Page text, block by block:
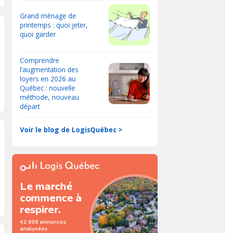
Grand ménage de
printemps : quoi jeter,
quoi garder
Comprendre
l’augmentation des
loyers en 2026 au
Québec : nouvelle
méthode, nouveau
départ
Voir le blog de LogisQuébec >
Le marché
commence à
respirer.
42 606 annonces
analysées